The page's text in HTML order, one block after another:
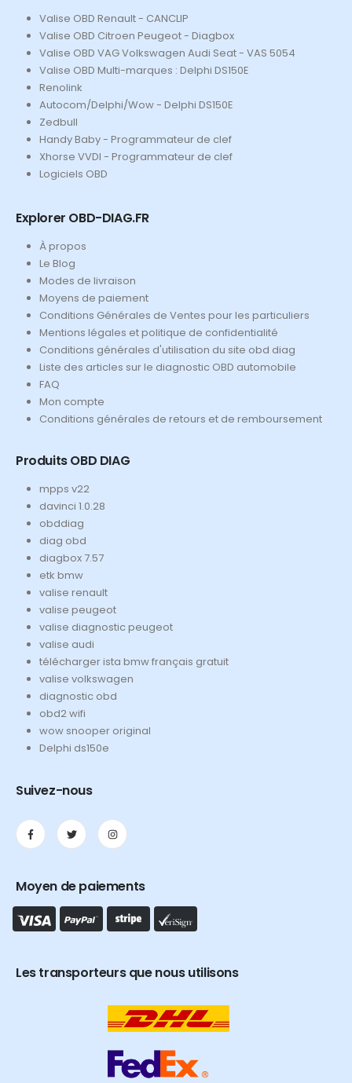
Valise OBD Renault - CANCLIP
Valise OBD Citroen Peugeot - Diagbox
Valise OBD VAG Volkswagen Audi Seat - VAS 5054
Valise OBD Multi-marques : Delphi DS150E
Renolink
Autocom/Delphi/Wow - Delphi DS150E
Zedbull
Handy Baby - Programmateur de clef
Xhorse VVDI - Programmateur de clef
Logiciels OBD
Explorer OBD-DIAG.FR
À propos
Le Blog
Modes de livraison
Moyens de paiement
Conditions Générales de Ventes pour les particuliers
Mentions légales et politique de confidentialité
Conditions générales d'utilisation du site obd diag
Liste des articles sur le diagnostic OBD automobile
FAQ
Mon compte
Conditions générales de retours et de remboursement
Produits OBD DIAG
mpps v22
davinci 1.0.28
obddiag
diag obd
diagbox 7.57
etk bmw
valise renault
valise peugeot
valise diagnostic peugeot
valise audi
télécharger ista bmw français gratuit
valise volkswagen
diagnostic obd
obd2 wifi
wow snooper original
Delphi ds150e
Suivez-nous
Moyen de paiements
Les transporteurs que nous utilisons